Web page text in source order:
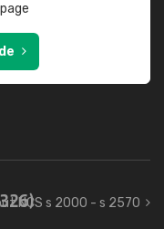
NCS s 2000 - s 2570